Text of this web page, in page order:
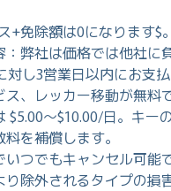
+免除額は0になります$。
弊社は価格では他社に
し3営業日以内にお支払
ス、レッカー移動が無料
$5.00～$10.00/日。キー
を補償します。
つでもキャンセル可能
除外されるタイプの損